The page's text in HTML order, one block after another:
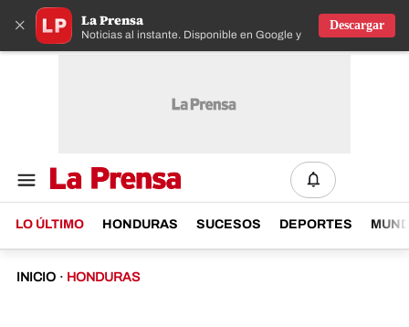
× La Prensa
Noticias al instante. Disponible en Google y IOS
Descargar
LO ÚLTIMO HONDURAS SUCESOS DEPORTES
INICIO · HONDURAS